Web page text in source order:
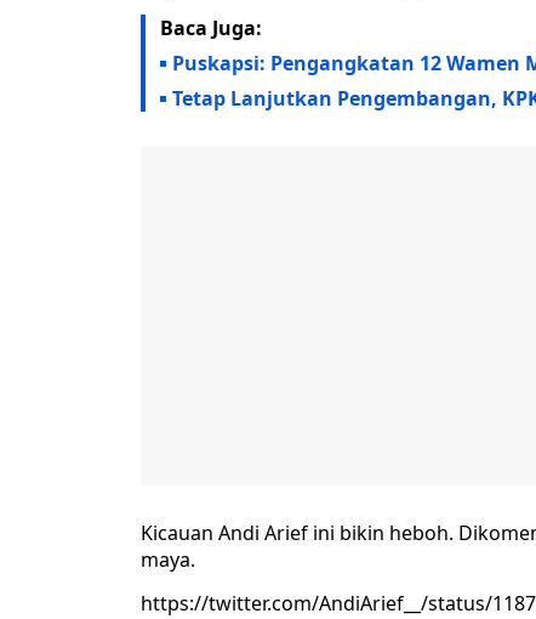
Baca Juga:
Puskapsi: Pengangkatan 12 Wamen
Tetap Lanjutkan Pengembangan,
Kicauan Andi Arief ini bikin heboh.
maya.
https://twitter.com/AndiArief__/status/